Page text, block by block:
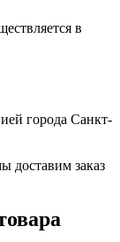
в
города Санкт-
доставим заказ